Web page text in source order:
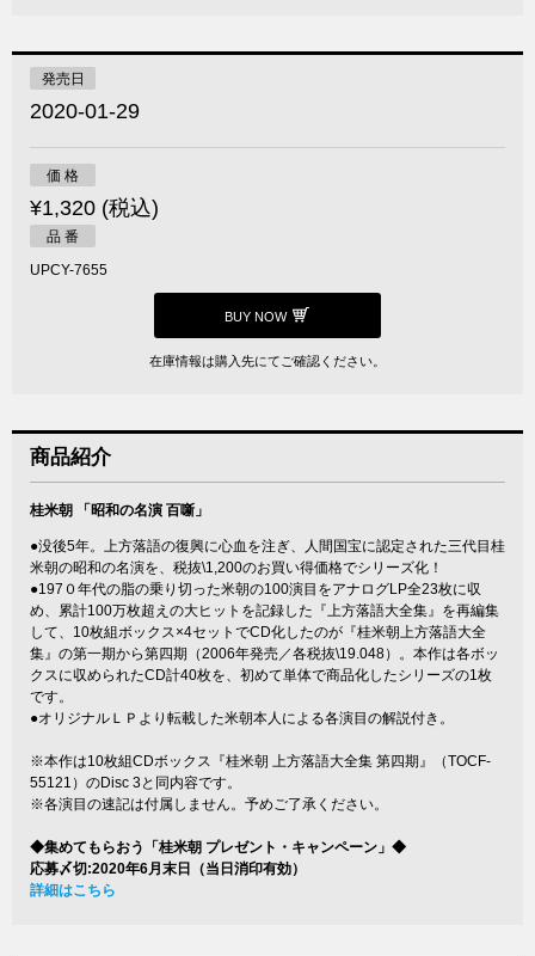
発売日
2020-01-29
価 格
¥1,320 (税込)
品 番
UPCY-7655
BUY NOW
在庫情報は購入先にてご確認ください。
商品紹介
桂米朝 「昭和の名演 百噺」
●没後5年。上方落語の復興に心血を注ぎ、人間国宝に認定された三代目桂
米朝の昭和の名演を、税抜\1,200のお買い得価格でシリーズ化！
●197０年代の脂の乗り切った米朝の100演目をアナログLP全23枚に収
め、累計100万枚超えの大ヒットを記録した『上方落語大全集』を再編集
して、10枚組ボックス×4セットでCD化したのが『桂米朝上方落語大全
集』の第一期から第四期（2006年発売／各税抜\19.048）。本作は各ボッ
クスに収められたCD計40枚を、初めて単体で商品化したシリーズの1枚
です。
●オリジナルＬＰより転載した米朝本人による各演目の解説付き。
※本作は10枚組CDボックス『桂米朝 上方落語大全集 第四期』（TOCF-
55121）のDisc 3と同内容です。
※各演目の速記は付属しません。予めご了承ください。
◆集めてもらおう「桂米朝 プレゼント・キャンペーン」◆
応募〆切:2020年6月末日（当日消印有効）
詳細はこちら